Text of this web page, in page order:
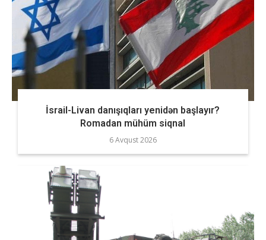
İsrail-Livan danışıqları yenidən başlayır?
Romadan mühüm siqnal
6 Avqust 2026